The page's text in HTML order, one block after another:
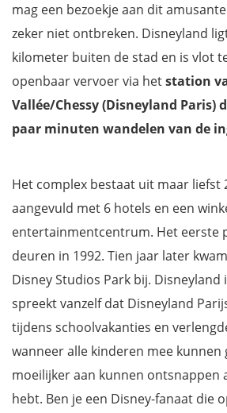
mag een bezoekje aan dit
zeker niet ontbreken. Disneyland
kilometer buiten de stad en is vlot
openbaar vervoer via hetstation
Vallée/Chessy (Disneyland Paris)
paar minuten wandelen van de
Het complex bestaat uit maar liefst
aangevuld met 6 hotels en een
entertainmentcentrum. Het eerste
deuren in 1992. Tien jaar later
Disney Studios Park bij.
spreekt vanzelf dat Disneyland
tijdens schoolvakanties en
wanneer alle kinderen mee kunnen
moeilijker aan kunnen ontsnappen
hebt. Ben je een Disney-fanaat die